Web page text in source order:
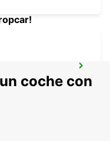
coche con